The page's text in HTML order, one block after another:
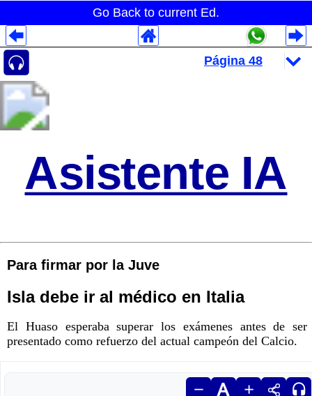
Go Back to current Ed.
Asistente IA
Para firmar por la Juve
Isla debe ir al médico en Italia
El Huaso esperaba superar los exámenes antes de ser
presentado como refuerzo del actual campeón del Calcio.
Despliegues Analytics
Despliegues Totales
Despliegues por Rubros